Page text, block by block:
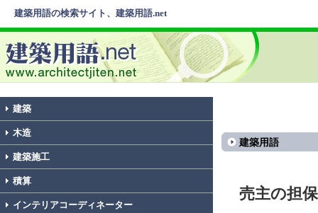
建築用語の検索サイト、建築用語.net
建築
木造
建築施工
積算
インテリアコーディネーター
建築用語
売主の担